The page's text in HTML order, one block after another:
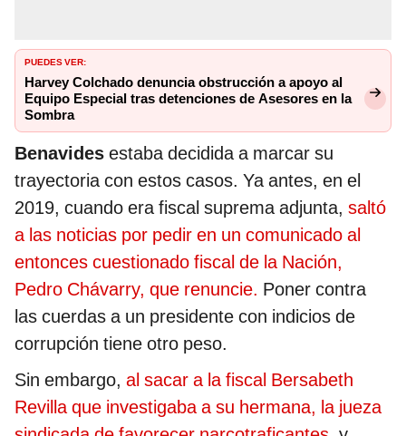
PUEDES VER:
Harvey Colchado denuncia obstrucción a apoyo al
Equipo Especial tras detenciones de Asesores en la
Sombra
Benavides estaba decidida a marcar su
trayectoria con estos casos. Ya antes, en el
2019, cuando era fiscal suprema adjunta, saltó
a las noticias por pedir en un comunicado al
entonces cuestionado fiscal de la Nación,
Pedro Chávarry, que renuncie. Poner contra
las cuerdas a un presidente con indicios de
corrupción tiene otro peso.
Sin embargo, al sacar a la fiscal Bersabeth
Revilla que investigaba a su hermana, la jueza